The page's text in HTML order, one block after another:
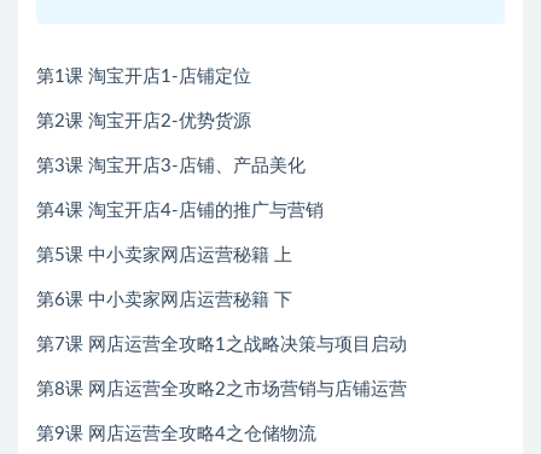
第1课 淘宝开店1-店铺定位
第2课 淘宝开店2-优势货源
第3课 淘宝开店3-店铺、产品美化
第4课 淘宝开店4-店铺的推广与营销
第5课 中小卖家网店运营秘籍 上
第6课 中小卖家网店运营秘籍 下
第7课 网店运营全攻略1之战略决策与项目启动
第8课 网店运营全攻略2之市场营销与店铺运营
第9课 网店运营全攻略4之仓储物流